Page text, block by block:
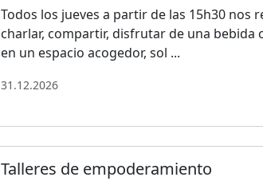
Todos los jueves a partir de las 15h30 nos
charlar, compartir, disfrutar de una bebida
en un espacio acogedor, sol ...
31.12.2026
Talleres de empoderamiento